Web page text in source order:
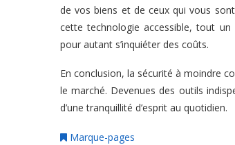
de vos biens et de ceux qui vous
cette technologie accessible, tout un
pour autant s’inquiéter des coûts.
En conclusion, la sécurité à moindre
le marché. Devenues des outils
d’une tranquillité d’esprit au quotidien.
Marque-pages